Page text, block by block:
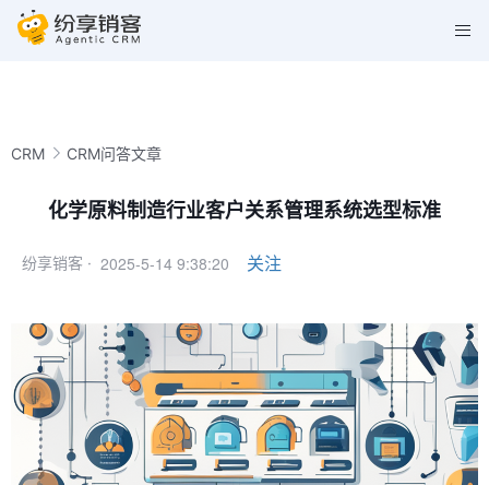
CRM CRM问答文章
化学原料制造行业客户关系管理系统选型标准
纷享销客 · 2025-5-14 9:38:20 关注